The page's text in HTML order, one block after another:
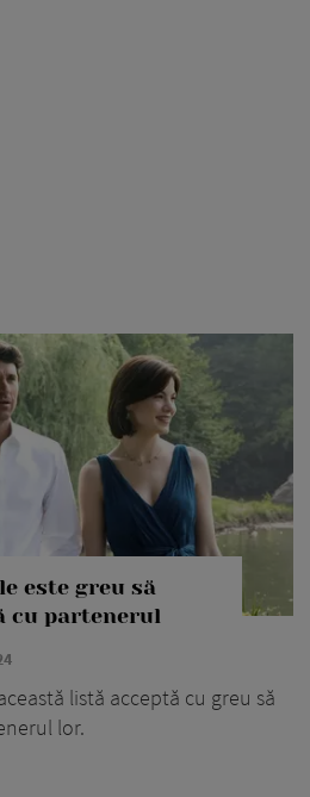
este greu să
cu partenerul
listă acceptă cu greu să
lor.